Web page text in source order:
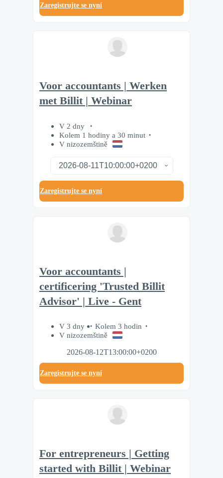
Zaregistrujte se nyní
Voor accountants | Werken
met Billit | Webinar
V 2 dny
Kolem 1 hodiny a 30 minut
V nizozemštině
Zaregistrujte se nyní
Voor accountants |
certificering 'Trusted Billit
Advisor' | Live - Gent
V 3 dny
Kolem 3 hodin
V nizozemštině
2026-08-12T13:00:00+0200
Zaregistrujte se nyní
For entrepreneurs | Getting
started with Billit | Webinar